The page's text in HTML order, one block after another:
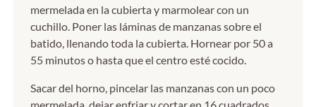
mermelada en la cubierta y marmolear con un
cuchillo. Poner las láminas de manzanas sobre el
batido, llenando toda la cubierta. Hornear por 50 a
55 minutos o hasta que el centro esté cocido.
Sacar del horno, pincelar las manzanas con un poco